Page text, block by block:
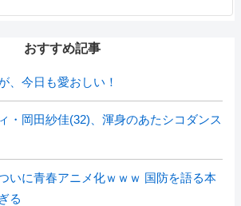
おすすめ記事
、今日も愛おしい！
・岡田紗佳(32)、渾身のあたシコダンス
いに青春アニメ化ｗｗｗ 国防を語る本
る